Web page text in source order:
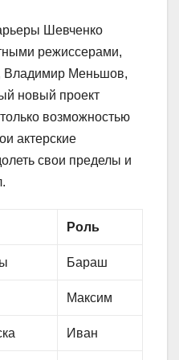
Шевченко
режиссерами,
Владимир Меньшов,
новый проект
возможностью
актерские
свои пределы и
Роль
Бараш
Максим
Иван